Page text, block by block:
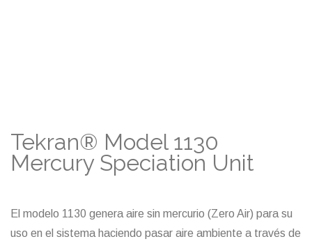
Tekran® Model 1130
Mercury Speciation Unit
El modelo 1130 genera aire sin mercurio (Zero Air) para su
uso en el sistema haciendo pasar aire ambiente a través de